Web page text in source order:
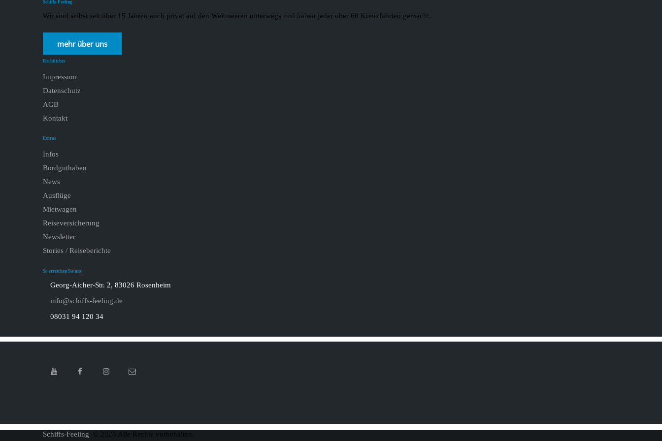
Schiffs-Feeling
Wir sind selbst seit über 15 Jahren auch privat auf den Weltmeeren unterwegs und haben jeder über 60 Kreuzfahrten gemacht.
mehr über uns
Rechtliches
Impressum
Datenschutz
AGB
Kontakt
Extras
Infos
Bordguthaben
News
Ausflüge
Mietwagen
Reiseversicherung
Newsletter
Stories / Reiseberichte
So erreichen Sie uns
Georg-Aicher-Str. 2, 83026 Rosenheim
info@schiffs-feeling.de
08031 94 120 34
Schiffs-Feeling © 2026 Alle Rechte vorbehalten.